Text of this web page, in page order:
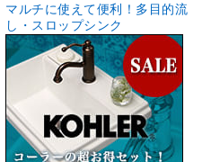
マルチに使えて便利！多目的流
し・スロップシンク